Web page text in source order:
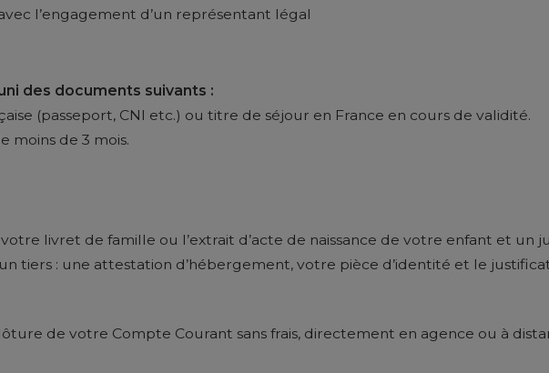
avec l’engagement d’un représentant légal
des documents suivants :
(passeport, CNI etc.) ou titre de séjour en France en cours de validité.
moins de 3 mois.
livret de famille ou l’extrait d’acte de naissance de votre enfant et un
tiers : une attestation d’hébergement, votre pièce d’identité et le
de votre Compte Courant sans frais, directement en agence ou à